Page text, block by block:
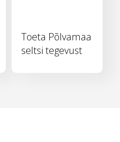
Toeta Põlvamaa
seltsi tegevust